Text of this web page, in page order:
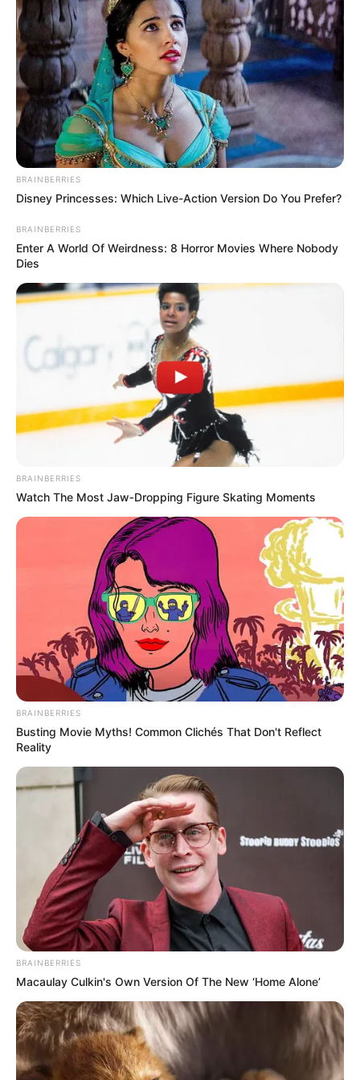
Todo produto que você fizer precisa ter
qualidade igual ou superior aos que são já
existem no mercado. Assim, é
fundamental conhecer as técnicas certas para
não desperdiçar tempo e matéria prima. Há dois
caminhos para aprender a confeccionar
forminhas, veja só:
1ª Opção – Tente Aprender por Conta Própria
Fonte: www.gazeta-shqip.com
Você encontra muitos conteúdos no YouTube que
podem te dar alguma noção de como fazer
forminhas, mas pena que muitas técnicas
ensinadas por aí não geram bons resultados a
ponto das peças poderem ser vendidas. Esse tipo
erros e acertos;
testes sem fim;
gasto excessivo de tempo;
BRAINBERRIES
Disney Princesses: Which Live-Action Version Do You Prefer?
BRAINBERRIES
Enter A World Of Weirdness: 8 Horror Movies Where Nobody
Dies
BRAINBERRIES
Watch The Most Jaw‑Dropping Figure Skating Moments
BRAINBERRIES
Busting Movie Myths! Common Clichés That Don't Reflect
Reality
BRAINBERRIES
Macaulay Culkin's Own Version Of The New ‘Home Alone’